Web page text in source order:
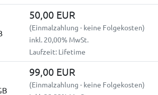
50,00 EUR
(Einmalzahlung - keine Folgekosten)
inkl. 20,00% MwSt.
Laufzeit: Lifetime
99,00 EUR
(Einmalzahlung - keine Folgekosten)